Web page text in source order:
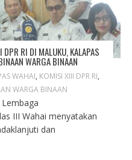
RI DI MALUKU, KALAPAS
WARGA BINAAN
WAHAI, KOMISI XIII DPR RI,
WARGA BINAAN
III Wahai menyatakan
dan